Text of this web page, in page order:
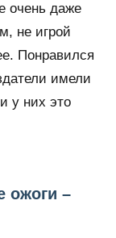
очень даже
не игрой
Понравился
имели
у них это
ожоги –